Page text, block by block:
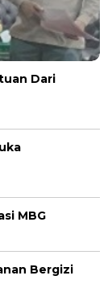
Dari
MBG
Bergizi